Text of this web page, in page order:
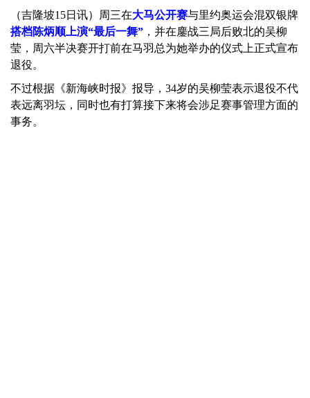
（吉隆坡15日讯）周三在大马公开赛与里约奥运会混双银牌
搭档陈炳顺上演“最后一舞” ，并在鏖战三局后败北的吴柳
莹，周六半决赛开打前在马羽总为她举办的仪式上正式宣布
退役。
不过根据《新海峡时报》报导，34岁的吴柳莹表示退役不代
表远离羽坛，同时也有打算接下来将会涉足赛事管理方面的
事务。